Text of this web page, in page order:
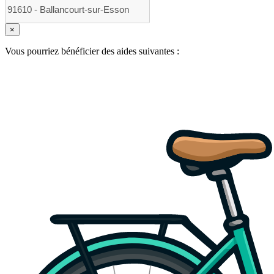
×
Vous pourriez bénéficier des aides suivantes :